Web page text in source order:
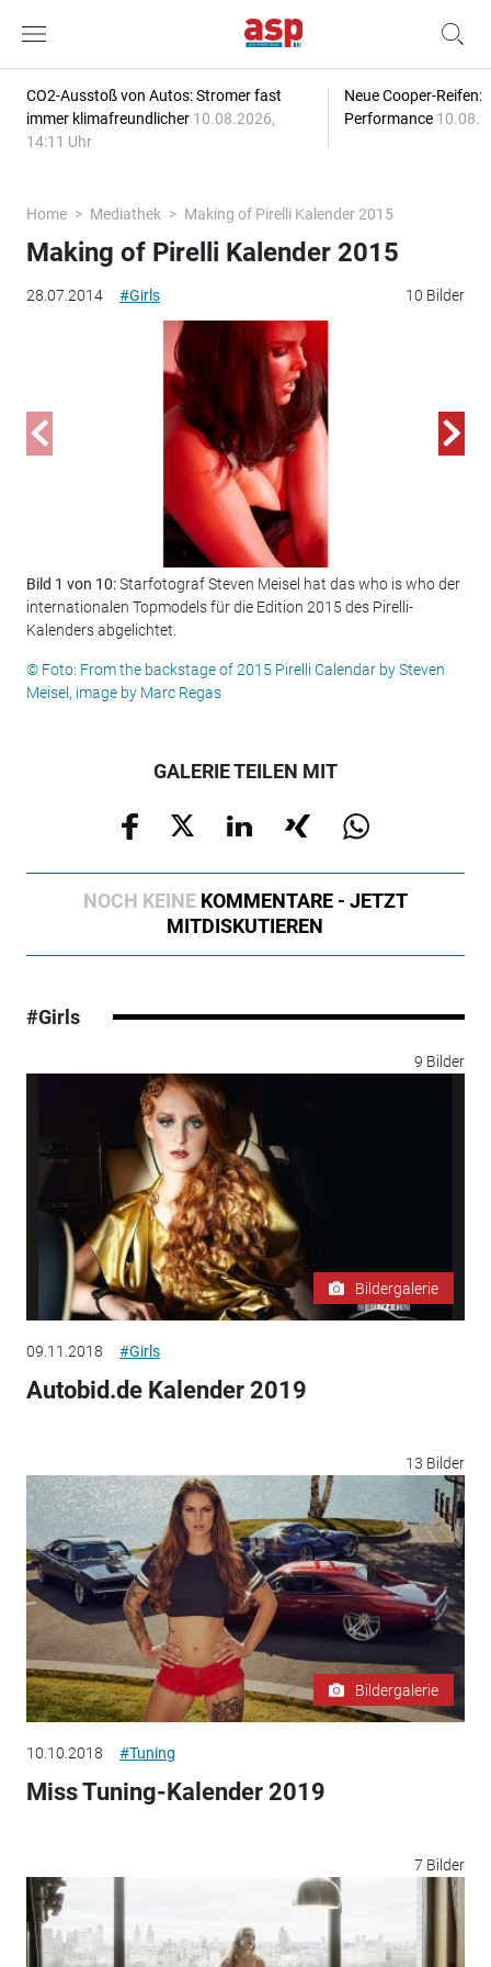
CO2-Ausstoß von Autos: Stromer fast
immer klimafreundlicher 10.08.2026,
14:11 Uhr
Neue Cooper-Reifen:
Performance
Home Mediathek Making of Pirelli Kalender 2015
28.07.2014 #Girls 10 Bilder
Making of Pirelli Kalender 2015
Bild 1 von 10:Starfotograf Steven Meisel hat das who is who der
internationalen Topmodels für die Edition 2015 des Pirelli-
Kalenders abgelichtet.
© Foto: From the backstage of 2015 Pirelli Calendar by Steven
Meisel, image by Marc Regas
GALERIE TEILEN MIT
NOCH KEINE KOMMENTARE - JETZT
MITDISKUTIEREN
#Girls
9 Bilder
Bildergalerie
09.11.2018 #Girls
Autobid.de Kalender 2019
13 Bilder
Bildergalerie
10.10.2018 #Tuning
Miss Tuning-Kalender 2019
7 Bilder